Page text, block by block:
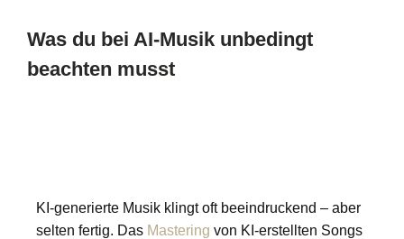
Was du bei AI-Musik unbedingt
beachten musst
KI‑generierte Musik klingt oft beeindruckend – aber
selten fertig. Das Mastering von KI‑erstellten Songs